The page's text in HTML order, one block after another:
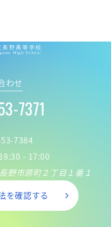
大阪府立 長野高
わせ
7371
7384
8:30 - 17:00
市原町２丁目１番１
を確認する